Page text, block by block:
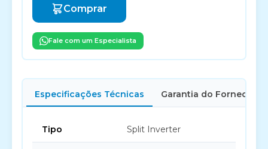
Comprar
Fale com um Especialista
Especificações Técnicas Garantia do Fornecedor
Tipo Split Inverter